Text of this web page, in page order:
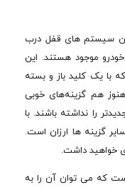
سیستم های قفل درب
موجود هستند. این
با یک کلید باز و بسته
هم گزینه‌های خوبی
را نداشته باشند. با
گزینه ها ارزان است.
خواهید داشت.
که می توان آن را به